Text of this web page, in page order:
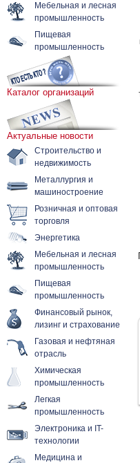
Мебельная и лесная
промышленность
Пищевая
промышленность
Каталог организаций
Актуальные новости
Строительство и
недвижимость
Металлургия и
машиностроение
Розничная и оптовая
торговля
Энергетика
Мебельная и лесная
промышленность
Пищевая
промышленность
Финансовый рынок,
лизинг и страхование
Газовая и нефтяная
отрасль
Химическая
промышленность
Легкая
промышленность
Электроника и IT-
технологии
Медицина и